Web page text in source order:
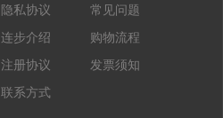
隐私协议
连步介绍
注册协议
联系方式
常见问题
购物流程
发票须知